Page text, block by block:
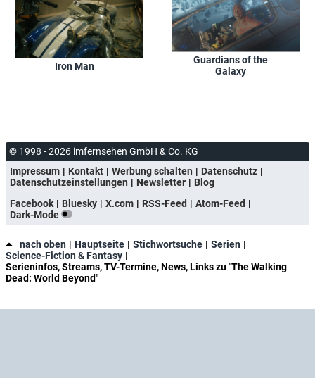
Iron Man
Guardians of the
Galaxy
© 1998 - 2026 imfernsehen GmbH & Co. KG
Impressum
Kontakt Werbung schalten
Datenschutz
Datenschutzeinstellungen
Newsletter
Blog
Facebook
Bluesky X.com RSS-Feed
Atom-Feed
Dark-Mode
nach oben Hauptseite Stichwortsuche
Serien
Science-Fiction & Fantasy
Serieninfos, Streams, TV-Termine, News, Links zu "The Walking
Dead: World Beyond"